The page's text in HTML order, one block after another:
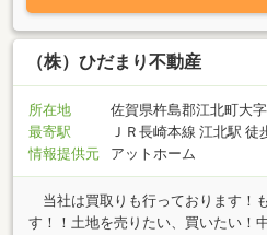
（株）ひだまり不動産
所在地
佐賀県杵島郡江北町大
最寄駅
ＪＲ長崎本線 江北駅 徒
情報提供元
アットホーム
当社は買取りも行っております！
す！！土地を売りたい、買いたい！